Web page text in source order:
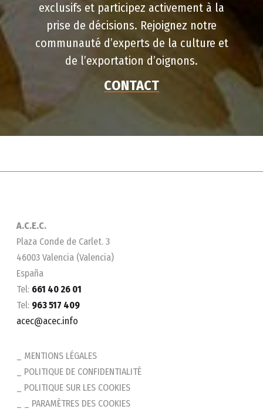
exclusifs et participez activement à la
prise de décisions. Rejoignez notre
communauté d’experts de la culture et
de l’exportation d’oignons.
CONTACT
A.C.E.C.
Plaza Conde de Carlet. 3
46003 Valencia (Valencia)
España
Tel: 661 40 26 01
Tel: 963 517 409
acec@acec.info
MENTIONS LÉGALES
POLITIQUE DE CONFIDENTIALITÉ
POLITIQUE SUR LES COOKIES
_ PARAMÈTRES DES COOKIES